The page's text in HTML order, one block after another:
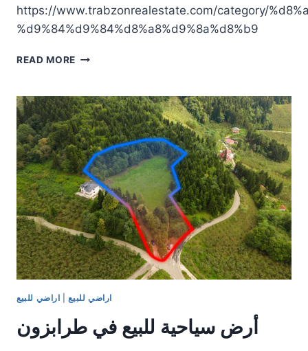
https://www.trabzonrealestate.com/category/
%d9%84%d9%84%d8%a8%d9%8a%d8%b9
READ MORE طرابزون
مقابل
بحيرة
سيرا
جول
الارض
1.394
متر
مربع
اراضي للبيع اراضي للبيع
أرض سياحية للبيع في طرابزون